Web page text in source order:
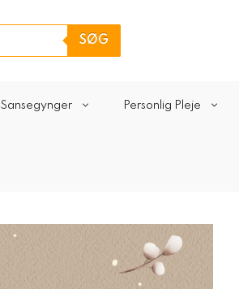
SØG
Sansegynger Personlig Pleje